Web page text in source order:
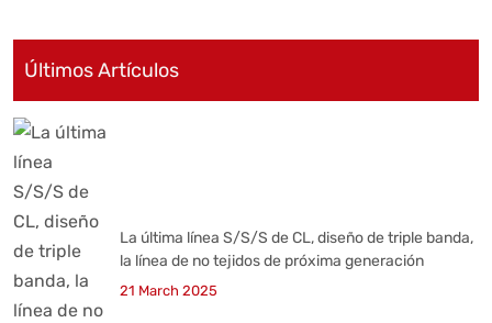
Últimos Artículos
La última línea S/S/S de CL, diseño de triple banda,
la línea de no tejidos de próxima generación
21 March 2025